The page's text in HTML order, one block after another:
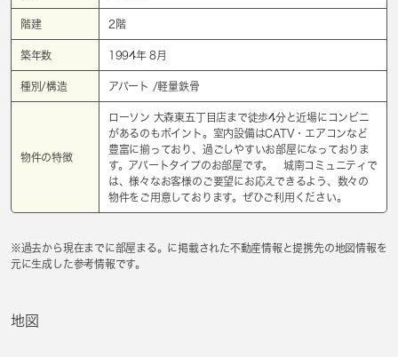
階建 2階
築年数 1994年 8月
種別/構造 アパート /軽量鉄骨
物件の特徴
ローソン 大森東五丁目店まで徒歩4分と近場にコンビニ
があるのもポイント。室内設備はCATV・エアコンなど
豊富に揃っており、過ごしやすいお部屋になっておりま
す。アパートタイプのお部屋です。 城南コミュニティで
は、様々なお客様のご要望にお応えできるよう、数々の
物件をご用意しております。ぜひご利用ください。
※過去から現在までに部屋まる。に掲載された不動産情報と提携先の地図情報を
元に生成した参考情報です。
地図